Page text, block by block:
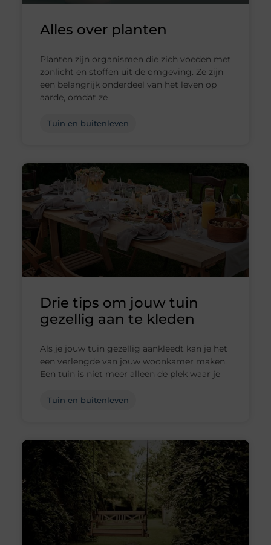
Alles over planten
Planten zijn organismen die zich voeden met
zonlicht en stoffen uit de omgeving. Ze zijn
een belangrijk onderdeel van het leven op
aarde, omdat ze
Tuin en buitenleven
Drie tips om jouw tuin
gezellig aan te kleden
Als je jouw tuin gezellig aankleedt kan je het
een verlengde van jouw woonkamer maken.
Een tuin is niet meer alleen de plek waar je
Tuin en buitenleven